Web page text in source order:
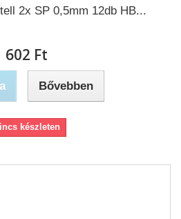
2x SP 0,5mm 12db HB...
602 Ft‎
Bővebben
készleten